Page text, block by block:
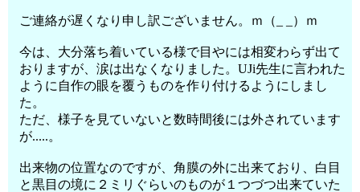
ご連絡が遅くなり申し訳ございません。ｍ（_ _）ｍ
今は、大分落ち着いている様で目やには相変わらず出て
おりますが、涙は出なくなりました。UJi先生に言われた
ように自作の眼を覆うものを作り付けるようにしまし
た。
ただ、様子を見ていないと数時間後には外されています
が.....。
出来物の位置なのですが、角膜の外に出来ており、白目
と黒目の境に２ミリぐらいのものが１つづつ出来ていた